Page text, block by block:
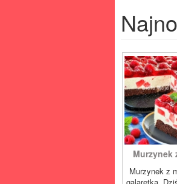
Murzynek
Murzynek z